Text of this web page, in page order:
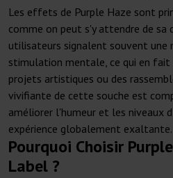
Les effets de Purple Haze sont
comme on peut s'y attendre de sa
utilisateurs signalent souvent
stimulation mentale, ce qui en fait
projets artistiques ou des
vivifiante de cette souche est
améliorer l'humeur et les niveaux
expérience globalement exaltante.
Pourquoi Choisir
Label ?